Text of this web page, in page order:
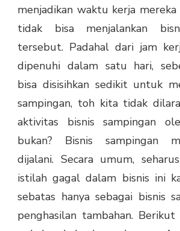
menjadikan waktu kerja mereka
tidak bisa menjalankan
tersebut. Padahal dari jam
dipenuhi dalam satu hari,
bisa disisihkan sedikit untuk
sampingan, toh kita tidak
aktivitas bisnis sampingan
bukan? Bisnis sampingan
dijalani. Secara umum,
istilah gagal dalam bisnis ini
sebatas hanya sebagai bisnis
penghasilan tambahan.